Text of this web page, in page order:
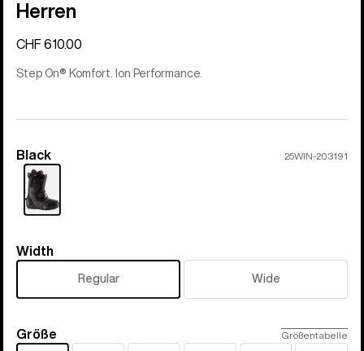
Herren
CHF 610.00
Step On® Komfort. Ion Performance.
Farbe
Black 25WIN-203191
Width
Width
Regular Wide
Größe
Größe Größentabelle